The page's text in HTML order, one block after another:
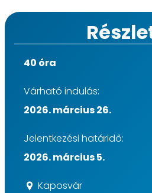
40 óra
Várható indulás:
2026. március 26.
Jelentkezési határidő:
2026. március 5.
Kaposvár